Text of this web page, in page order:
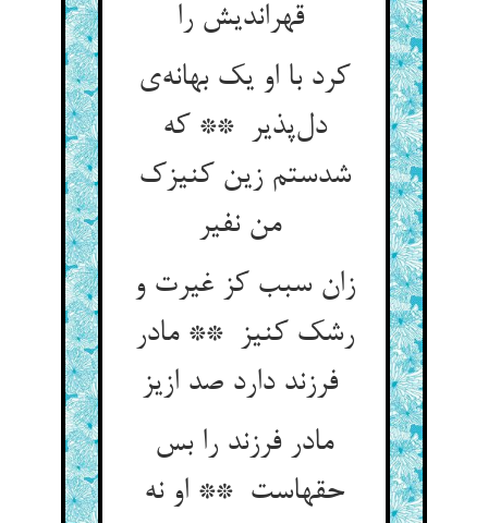
قهراندیش را
کرد با او یک بهانه‌ی
دل‌پذیر ** که
شدستم زین کنیزک
من نفیر
زان سبب کز غیرت و
رشک کنیز ** مادر
فرزند دارد صد ازیز
مادر فرزند را بس
حقهاست ** او نه